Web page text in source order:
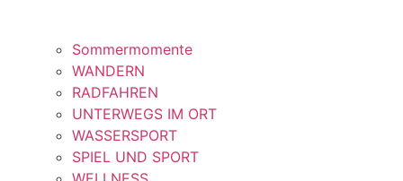
Sommermomente
WANDERN
RADFAHREN
UNTERWEGS IM ORT
WASSERSPORT
SPIEL UND SPORT